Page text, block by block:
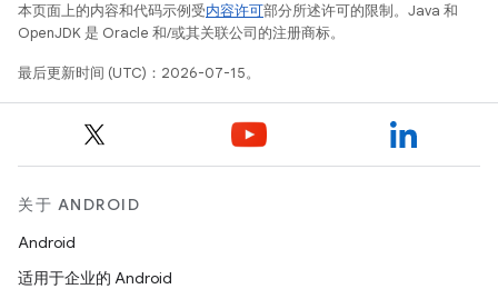
本页面上的内容和代码示例受内容许可部分所述许可的限制。Java 和
OpenJDK 是 Oracle 和/或其关联公司的注册商标。
最后更新时间 (UTC)：2026-07-15。
关于 ANDROID
Android
适用于企业的 Android